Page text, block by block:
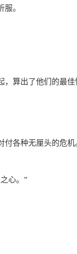
。
，算出了他们的最佳
各种无厘头的危机
心。”